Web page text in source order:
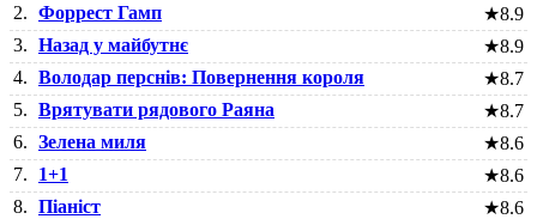
2. Форрест Гамп ★8.9
3. Назад у майбутнє ★8.9
4. Володар перснів: Повернення короля ★8.7
5. Врятувати рядового Раяна ★8.7
6. Зелена миля ★8.6
7.
1+1 ★8.6
8. Піаніст ★8.6